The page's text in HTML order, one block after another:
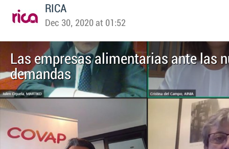
RICA
Dec 30, 2020 at 01:52
Las empresas alimentarias ante las
demandas